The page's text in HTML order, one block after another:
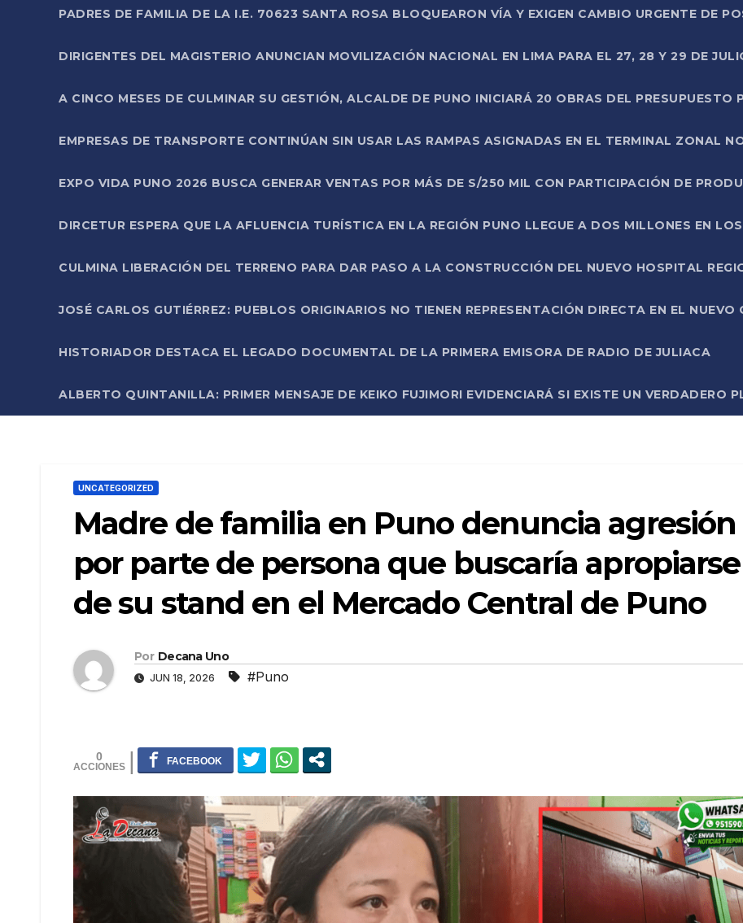
PADRES DE FAMILIA DE LA I.E. 70623 SANTA ROSA BLOQUEARON VÍA Y EXIGEN CAMBIO URGENTE DE
DIRIGENTES DEL MAGISTERIO ANUNCIAN MOVILIZACIÓN NACIONAL EN LIMA PARA EL 27, 28 Y 29 DE
A CINCO MESES DE CULMINAR SU GESTIÓN, ALCALDE DE PUNO INICIARÁ 20 OBRAS DEL PRESUPUESTO
EMPRESAS DE TRANSPORTE CONTINÚAN SIN USAR LAS RAMPAS ASIGNADAS EN EL TERMINAL ZONAL
EXPO VIDA PUNO 2026 BUSCA GENERAR VENTAS POR MÁS DE S/250 MIL CON PARTICIPACIÓN DE
DIRCETUR ESPERA QUE LA AFLUENCIA TURÍSTICA EN LA REGIÓN PUNO LLEGUE A DOS MILLONES EN
CULMINA LIBERACIÓN DEL TERRENO PARA DAR PASO A LA CONSTRUCCIÓN DEL NUEVO HOSPITAL
JOSÉ CARLOS GUTIÉRREZ: PUEBLOS ORIGINARIOS NO TIENEN REPRESENTACIÓN DIRECTA EN EL NUEVO
HISTORIADOR DESTACA EL LEGADO DOCUMENTAL DE LA PRIMERA EMISORA DE RADIO DE JULIACA
ALBERTO QUINTANILLA: PRIMER MENSAJE DE KEIKO FUJIMORI EVIDENCIARÁ SI EXISTE UN VERDADERO
UNCATEGORIZED
Madre de familia en Puno denuncia agresión
por parte de persona que buscaría apropiarse
de su stand en el Mercado Central de Puno
Por Decana Uno
JUN 18, 2026 #Puno
0